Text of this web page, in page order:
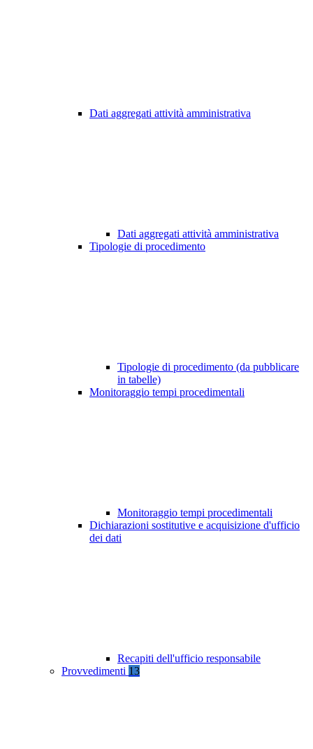
Dati aggregati attività amministrativa
Dati aggregati attività amministrativa
Tipologie di procedimento
Tipologie di procedimento (da pubblicare
in tabelle)
Monitoraggio tempi procedimentali
Monitoraggio tempi procedimentali
Dichiarazioni sostitutive e acquisizione d'ufficio
dei dati
Recapiti dell'ufficio responsabile
Provvedimenti 13